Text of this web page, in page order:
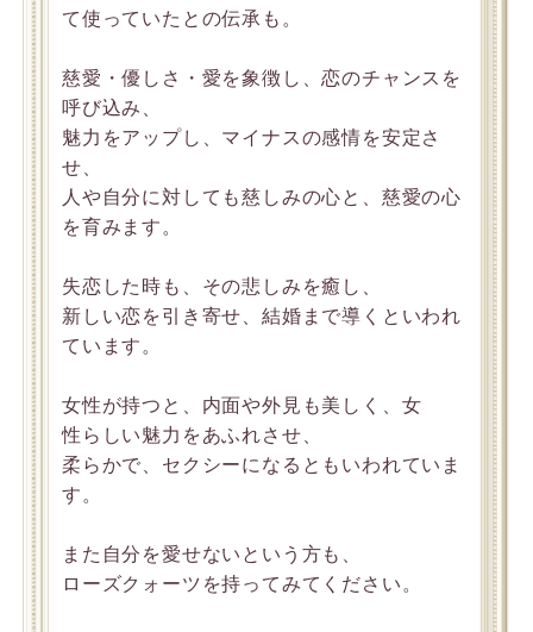
て使っていたとの伝承も。
慈愛・優しさ・愛を象徴し、恋のチャンスを
呼び込み、
魅力をアップし、マイナスの感情を安定さ
せ、
人や自分に対しても慈しみの心と、慈愛の心
を育みます。
失恋した時も、その悲しみを癒し、
新しい恋を引き寄せ、結婚まで導くといわれ
ています。
女性が持つと、内面や外見も美しく、女
性らしい魅力をあふれさせ、
柔らかで、セクシーになるともいわれていま
す。
また自分を愛せないという方も、
ローズクォーツを持ってみてください。